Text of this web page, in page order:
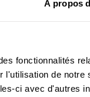
À propos
fonctionnalités
l'utilisation de notre
ci avec d'autres